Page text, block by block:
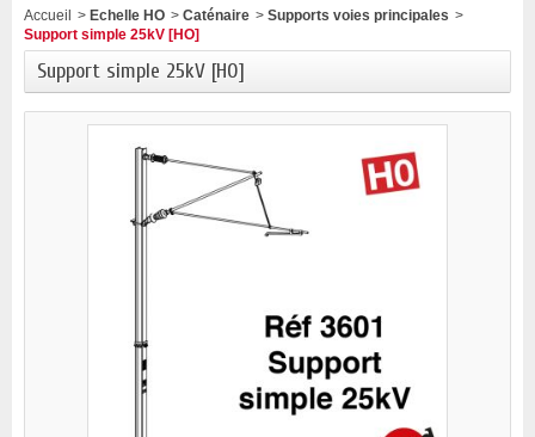
Accueil > Echelle HO > Caténaire > Supports voies principales >
Support simple 25kV [HO]
Support simple 25kV [HO]